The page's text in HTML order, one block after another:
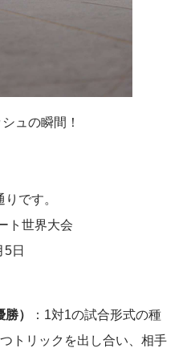
ュの瞬間！
です。
ト世界大会
日
）
：1対1の試合形式の種
トリックを出し合い、相手